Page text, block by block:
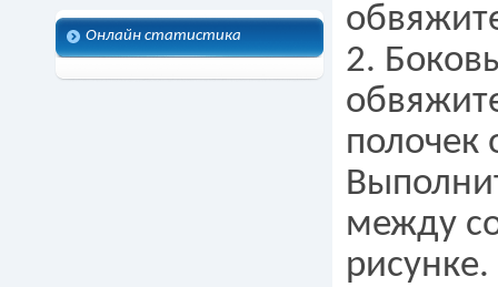
Онлайн статистика
2.
полочек
между
рисунке.